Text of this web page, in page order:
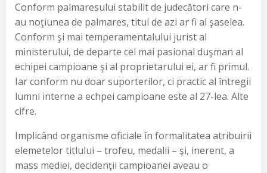
Conform palmaresului stabilit de judecători care n-
au noţiunea de palmares, titul de azi ar fi al şaselea.
Conform şi mai temperamentalului jurist al
ministerului, de departe cel mai pasional duşman al
echipei campioane şi al proprietarului ei, ar fi primul.
Iar conform nu doar suporterilor, ci practic al întregii
lumni interne a echpei campioane este al 27-lea. Alte
cifre.
Implicând organisme oficiale în formalitatea atribuirii
elemetelor titlului – trofeu, medalii – şi, inerent, a
mass mediei, decidenţii campioanei aveau o